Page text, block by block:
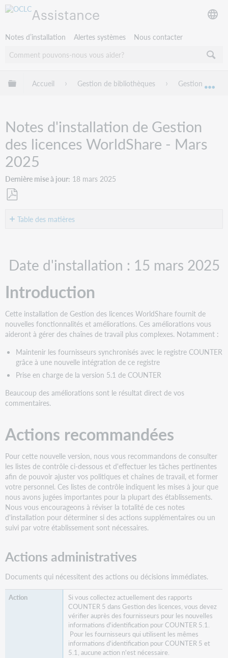
Assistance
Notes d’installation Alertes systèmes Nous contacter
Développer/réduire la hiérarchie globale
Accueil Gestion de bibliothèques Gestion des
Notes d'installation de Gestion
des licences WorldShare - Mars
2025
Dernière mise à jour 18 mars 2025
en Table des matières
recommandées
administratives
Nouvelles
fonctionnalités
et
améliorations
avec
le
registre
Mises
à
pour
prendre
charge
la
version
5.1
de
COUNTER
Liens
importants
et
Date d'installation : 15 mars 2025
Introduction
Cette installation de Gestion des licences WorldShare fournit de
nouvelles fonctionnalités et améliorations. Ces améliorations vous
aideront à gérer des chaînes de travail plus complexes. Notamment :
Maintenir les fournisseurs synchronisés avec le registre COUNTER
grâce à une nouvelle intégration de ce registre
Prise en charge de la version 5.1 de COUNTER
Beaucoup des améliorations sont le résultat direct de vos
commentaires.
Actions recommandées
Pour cette nouvelle version, nous vous recommandons de consulter
les listes de contrôle ci-dessous et d'effectuer les tâches pertinentes
afin de pouvoir ajuster vos politiques et chaînes de travail, et former
votre personnel. Ces listes de contrôle indiquent les mises à jour que
nous avons jugées importantes pour la plupart des établissements.
Nous vous encourageons à réviser la totalité de ces notes
d'installation pour déterminer si des actions supplémentaires ou un
suivi par votre établissement sont nécessaires.
Actions administratives
Documents qui nécessitent des actions ou décisions immédiates.
Si vous collectez actuellement des rapports
COUNTER 5 dans Gestion des licences, vous devez
vérifier auprès des fournisseurs pour les nouvelles
informations d'identification pour COUNTER 5.1.
Pour les fournisseurs qui utilisent les mêmes
informations d'identification pour COUNTER 5 et
5.1, aucune action n'est nécessaire.